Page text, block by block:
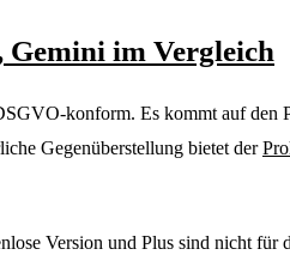
Gemini im Vergleich
konform. Es kommt auf den
Gegenüberstellung bietet der
Version und Plus sind nicht für